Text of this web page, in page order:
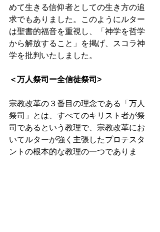
めて生きる信仰者としての生き方の追
求でもありました。このようにルター
は聖書的福音を重視し、「神学を哲学
から解放すること」を掲げ、スコラ神
学を批判いたしました。
＜万人祭司ー全信徒祭司>
宗教改革の３番目の理念である「万人
祭司」とは、すべてのキリスト者が祭
司であるという教理で、宗教改革にお
いてルターが強く主張したプロテスタ
ントの根本的な教理の一つでありま